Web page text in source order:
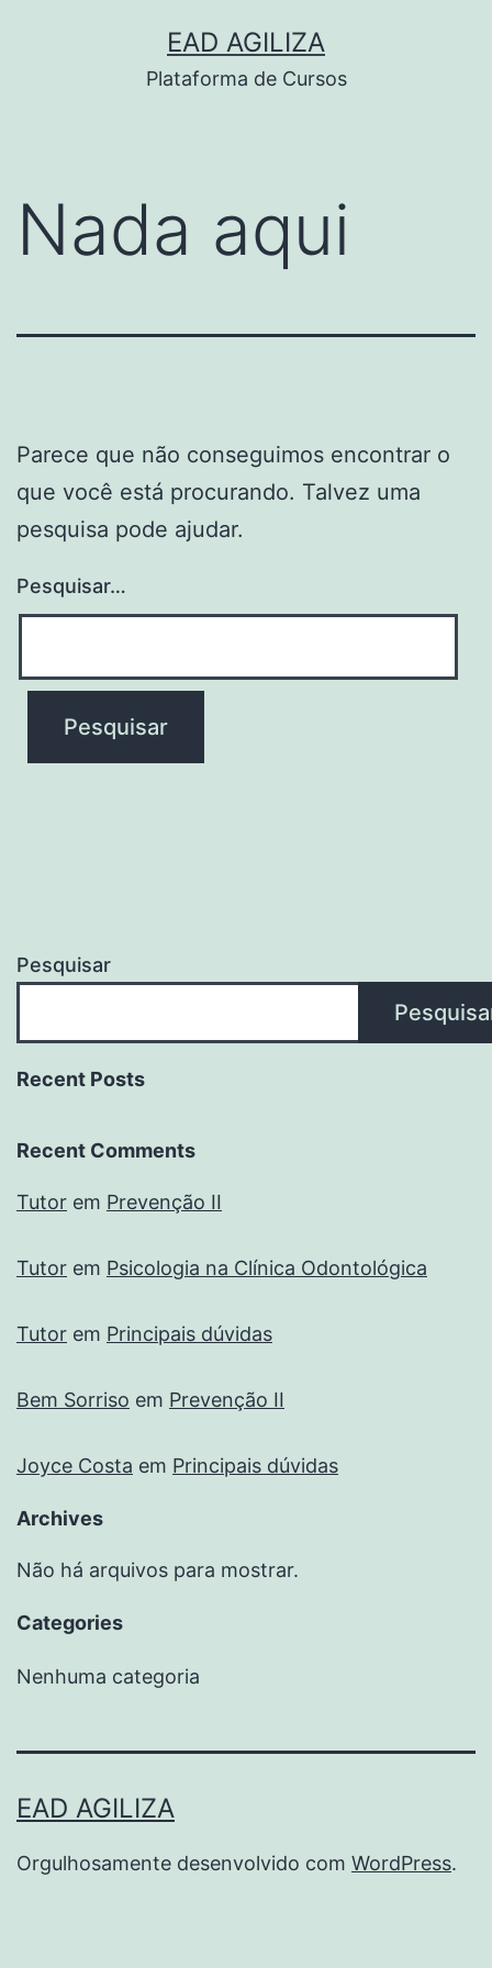
EAD AGILIZA
Plataforma de Cursos
Nada aqui
Parece que não conseguimos encontrar o
que você está procurando. Talvez uma
pesquisa pode ajudar.
Pesquisar…
Pesquisar
Recent Posts
Recent Comments
Tutor em Prevenção II
Tutor em Psicologia na Clínica Odontológica
Tutor em Principais dúvidas
Bem Sorriso em Prevenção II
Joyce Costa em Principais dúvidas
Archives
Não há arquivos para mostrar.
Categories
Nenhuma categoria
EAD AGILIZA
Orgulhosamente desenvolvido com WordPress.